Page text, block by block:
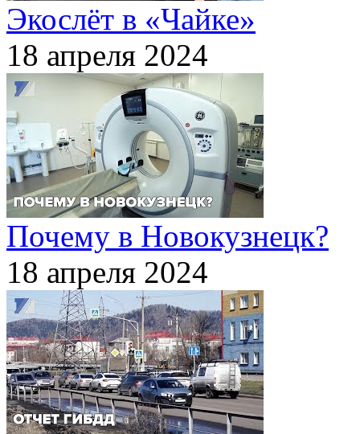
Экослёт в «Чайке»
18 апреля 2024
Почему в Новокузнецк?
18 апреля 2024